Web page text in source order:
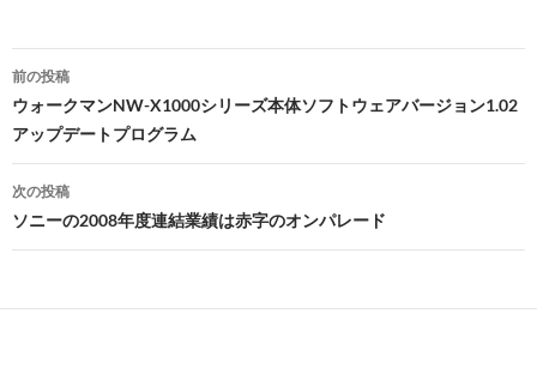
投
稿
ナ
ビ
ゲ
シ
前の投稿
ウォークマンNW-X1000シリーズ本体ソフトウェアバージョン1.02
アップデートプログラム
次の投稿
ソニーの2008年度連結業績は赤字のオンパレード